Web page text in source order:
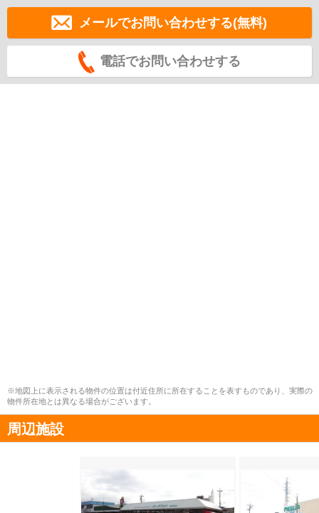
メールでお問い合わせする(無料)
電話でお問い合わせする
※地図上に表示される物件の位置は付近住所に所在することを表すものであり、実際の
物件所在地とは異なる場合がございます。
周辺施設